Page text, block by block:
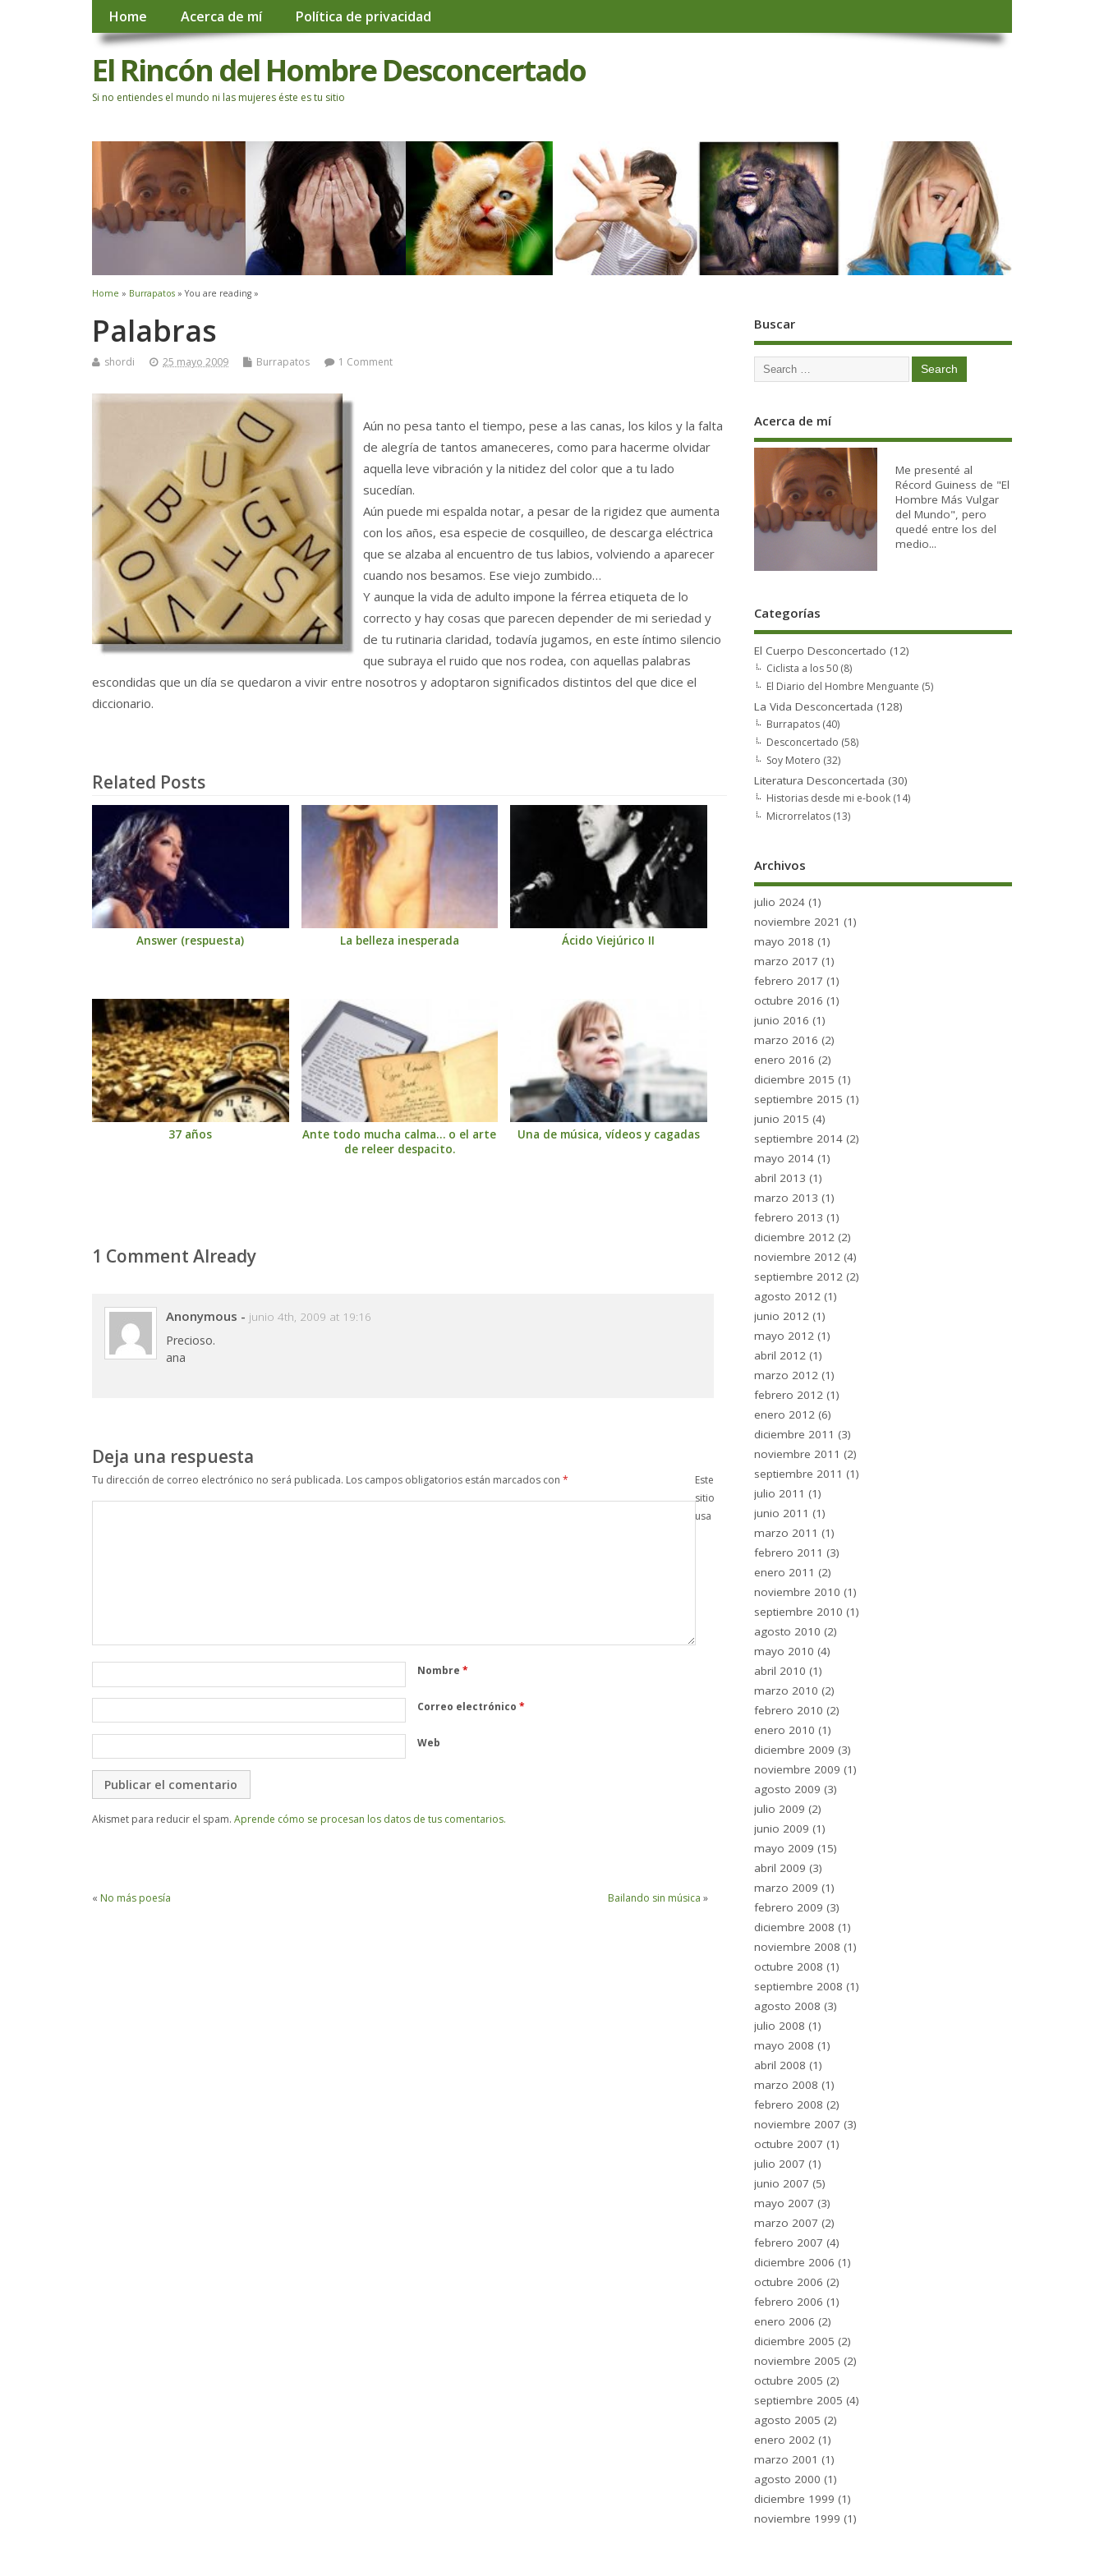
Home Acerca de mí Política de privacidad
El Rincón del Hombre Desconcertado
Si no entiendes el mundo ni las mujeres éste es tu sitio
Home » Burrapatos » You are reading »
Palabras
shordi 25 mayo 2009 Burrapatos 1 Comment
Aún no pesa tanto el tiempo, pese a las canas, los kilos y la falta
de alegría de tantos amaneceres, como para hacerme olvidar
aquella leve vibración y la nitidez del color que a tu lado
sucedían.
Aún puede mi espalda notar, a pesar de la rigidez que aumenta
con los años, esa especie de cosquilleo, de descarga eléctrica
que se alzaba al encuentro de tus labios, volviendo a aparecer
cuando nos besamos. Ese viejo zumbido…
Y aunque la vida de adulto impone la férrea etiqueta de lo
correcto y hay cosas que parecen depender de mi seriedad y
de tu rutinaria claridad, todavía jugamos, en este íntimo silencio
que subraya el ruido que nos rodea, con aquellas palabras
escondidas que un día se quedaron a vivir entre nosotros y adoptaron significados distintos del que dice el
diccionario.
Related Posts
Answer (respuesta) La belleza inesperada Ácido Viejúrico II
37 años
Ante todo mucha calma… o el arte
de releer despacito.
Una de música, vídeos y cagadas
1 Comment Already
Anonymous - junio 4th, 2009 at 19:16
Precioso.
ana
Deja una respuesta
Tu dirección de correo electrónico no será publicada. Los campos obligatorios están marcados con *
Nombre *
Correo electrónico *
Web
Este
sitio
usa
Akismet para reducir el spam. Aprende cómo se procesan los datos de tus comentarios.
« No más poesía Bailando sin música »
Buscar
Acerca de mí
Me presenté al
Récord Guiness de "El
Hombre Más Vulgar
del Mundo", pero
quedé entre los del
medio...
Categorías
El Cuerpo Desconcertado (12)
Ciclista a los 50 (8)
El Diario del Hombre Menguante (5)
La Vida Desconcertada (128)
Burrapatos (40)
Desconcertado (58)
Soy Motero (32)
Literatura Desconcertada (30)
Historias desde mi e-book (14)
Microrrelatos (13)
Archivos
julio 2024 (1)
noviembre 2021 (1)
mayo 2018 (1)
marzo 2017 (1)
febrero 2017 (1)
octubre 2016 (1)
junio 2016 (1)
marzo 2016 (2)
enero 2016 (2)
diciembre 2015 (1)
septiembre 2015 (1)
junio 2015 (4)
septiembre 2014 (2)
mayo 2014 (1)
abril 2013 (1)
marzo 2013 (1)
febrero 2013 (1)
diciembre 2012 (2)
noviembre 2012 (4)
septiembre 2012 (2)
agosto 2012 (1)
junio 2012 (1)
mayo 2012 (1)
abril 2012 (1)
marzo 2012 (1)
febrero 2012 (1)
enero 2012 (6)
diciembre 2011 (3)
noviembre 2011 (2)
septiembre 2011 (1)
julio 2011 (1)
junio 2011 (1)
marzo 2011 (1)
febrero 2011 (3)
enero 2011 (2)
noviembre 2010 (1)
septiembre 2010 (1)
agosto 2010 (2)
mayo 2010 (4)
abril 2010 (1)
marzo 2010 (2)
febrero 2010 (2)
enero 2010 (1)
diciembre 2009 (3)
noviembre 2009 (1)
agosto 2009 (3)
julio 2009 (2)
junio 2009 (1)
mayo 2009 (15)
abril 2009 (3)
marzo 2009 (1)
febrero 2009 (3)
diciembre 2008 (1)
noviembre 2008 (1)
octubre 2008 (1)
septiembre 2008 (1)
agosto 2008 (3)
julio 2008 (1)
mayo 2008 (1)
abril 2008 (1)
marzo 2008 (1)
febrero 2008 (2)
noviembre 2007 (3)
octubre 2007 (1)
julio 2007 (1)
junio 2007 (5)
mayo 2007 (3)
marzo 2007 (2)
febrero 2007 (4)
diciembre 2006 (1)
octubre 2006 (2)
febrero 2006 (1)
enero 2006 (2)
diciembre 2005 (2)
noviembre 2005 (2)
octubre 2005 (2)
septiembre 2005 (4)
agosto 2005 (2)
enero 2002 (1)
marzo 2001 (1)
agosto 2000 (1)
diciembre 1999 (1)
noviembre 1999 (1)